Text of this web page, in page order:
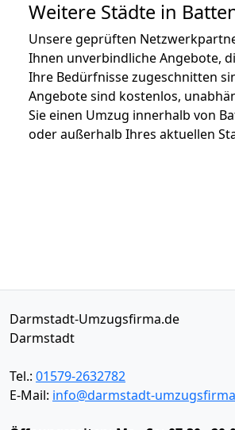
Weitere Städte in
Unsere geprüften
Ihnen unverbindliche Angebote,
Ihre Bedürfnisse zugeschnitten
Angebote sind kostenlos,
Sie einen Umzug innerhalb von
oder außerhalb Ihres aktuellen
Darmstadt-Umzugsfirma.de
Darmstadt
Tel.: 01579-2632782
E-Mail: info@darmstadt-